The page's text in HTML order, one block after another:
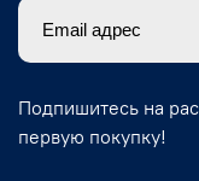
Подпишитесь на
первую покупку!